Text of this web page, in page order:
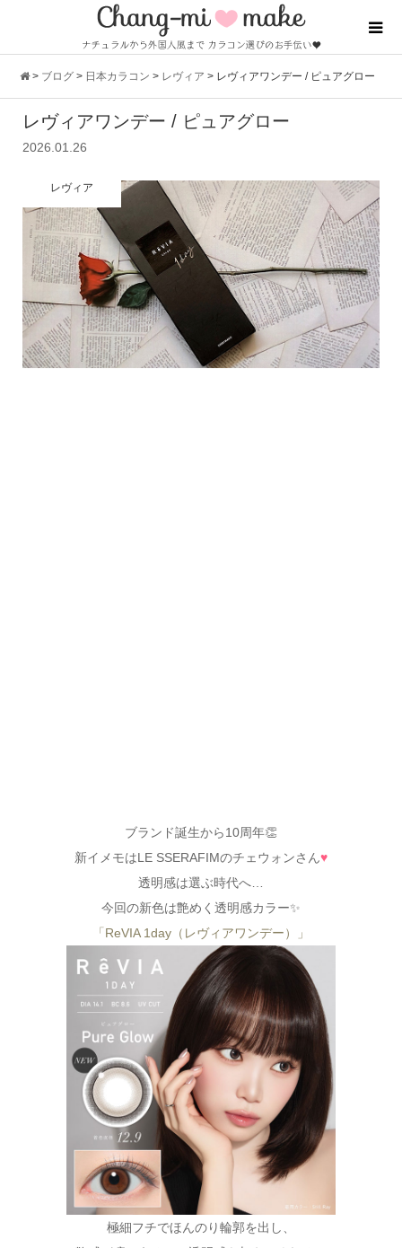
> ブログ > 日本カラコン > レヴィア > レヴィアワンデー / ピュアグロー
レヴィアワンデー / ピュアグロー
2026.01.26
レヴィア
ブランド誕生から10周年👏
新イメモはLE SSERAFIMのチェウォンさん♥
透明感は選ぶ時代へ…
今回の新色は艶めく透明感カラー✨
「ReVIA 1day（レヴィアワンデー）」
極細フチでほんのり輪郭を出し、